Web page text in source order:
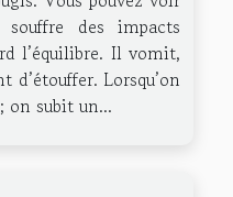
des impacts
l’équilibre. Il vomit,
Lorsqu’on
on subit un...